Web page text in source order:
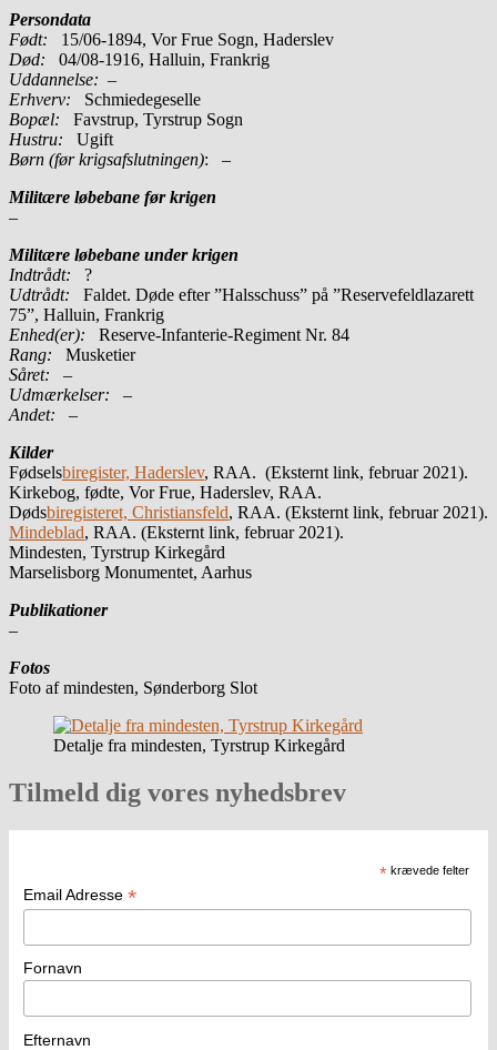
Persondata
Født: 15/06-1894, Vor Frue Sogn, Haderslev
Død: 04/08-1916, Halluin, Frankrig
Uddannelse: –
Erhverv: Schmiedegeselle
Bopæl: Favstrup, Tyrstrup Sogn
Hustru: Ugift
Børn (før krigsafslutningen): –
Militære løbebane før krigen
–
Militære løbebane under krigen
Indtrådt: ?
Udtrådt: Faldet. Døde efter ”Halsschuss” på ”Reservefeldlazarett
75”, Halluin, Frankrig
Enhed(er):
Reserve-Infanterie-Regiment Nr. 84
Rang:
Musketier
Såret: –
Udmærkelser: –
Andet: –
Kilder
Fødselsbiregister, Haderslev, RAA. (Eksternt link, februar 2021).
Kirkebog, fødte, Vor Frue, Haderslev, RAA.
Dødsbiregisteret, Christiansfeld, RAA. (Eksternt link, februar 2021).
Mindeblad, RAA. (Eksternt link, februar 2021).
Mindesten, Tyrstrup Kirkegård
Marselisborg Monumentet, Aarhus
Publikationer
–
Fotos
Foto af mindesten, Sønderborg Slot
Detalje fra mindesten, Tyrstrup Kirkegård
Tilmeld dig vores nyhedsbrev
* krævede felter
Email Adresse *
Fornavn
Efternavn